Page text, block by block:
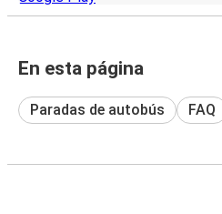
En esta página
Paradas de autobús FAQ